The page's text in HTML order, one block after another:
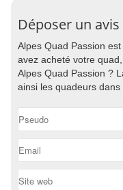
Déposer un avis
Alpes Quad Passion
avez acheté votre
Alpes Quad Passion ?
ainsi les quadeurs dans